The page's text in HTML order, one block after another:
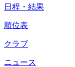
日程・結果
順位表
クラブ
ニュース